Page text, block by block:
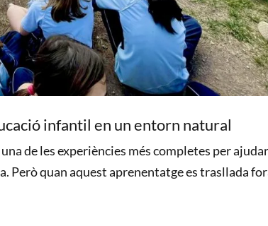
infantil en un entorn natural
de les experiències més completes per
Però quan aquest aprenentatge es trasllada